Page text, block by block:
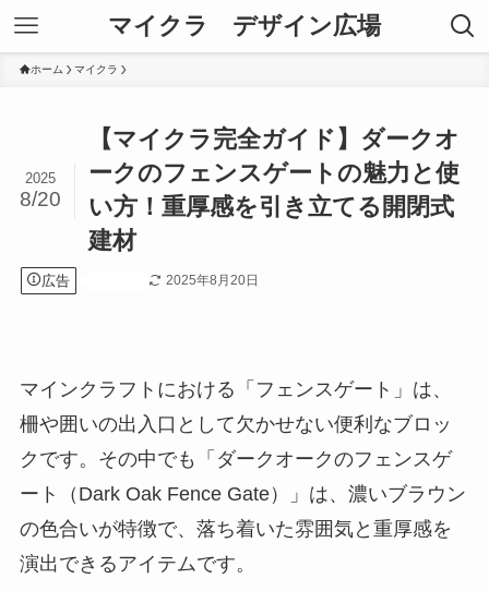
マイクラ デザイン広場
ホーム マイクラ
【マイクラ完全ガイド】ダークオ
ークのフェンスゲートの魅力と使
い方！重厚感を引き立てる開閉式
建材
2025
8/20
広告 2025年8月20日
マインクラフトにおける「フェンスゲート」は、
柵や囲いの出入口として欠かせない便利なブロッ
クです。その中でも「ダークオークのフェンスゲ
ート（Dark Oak Fence Gate）」は、濃いブラウン
の色合いが特徴で、落ち着いた雰囲気と重厚感を
演出できるアイテムです。